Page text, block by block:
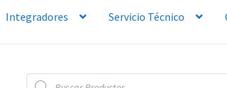
Integradores Servicio Técnico
Búsqueda